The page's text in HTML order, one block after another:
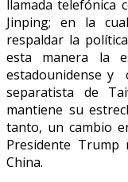
llamada telefónica
Jinping; en la
respaldar la
esta manera la
estadounidense y
separatista de
mantiene su
tanto, un cambio
Presidente Trump
China.